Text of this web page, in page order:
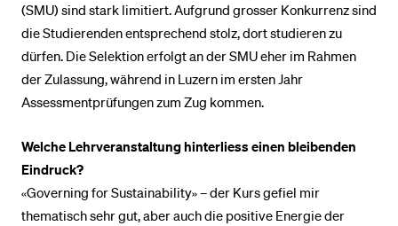
(SMU) sind stark limitiert. Aufgrund grosser Konkurrenz sind
die Studierenden entsprechend stolz, dort studieren zu
dürfen. Die Selektion erfolgt an der SMU eher im Rahmen
der Zulassung, während in Luzern im ersten Jahr
Assessmentprüfungen zum Zug kommen.
Welche Lehrveranstaltung hinterliess einen bleibenden
Eindruck?
«Governing for Sustainability» – der Kurs gefiel mir
thematisch sehr gut, aber auch die positive Energie der